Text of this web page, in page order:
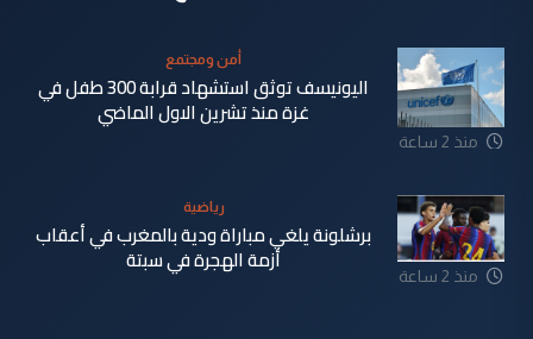
منذ 2 ساعة
أمن ومجتمع
اليونيسف توثق استشهاد قرابة 300 طفل في
غزة منذ تشرين الاول الماضي
منذ 2 ساعة
رياضية
برشلونة يلغي مباراة ودية بالمغرب في أعقاب
أزمة الهجرة في سبتة